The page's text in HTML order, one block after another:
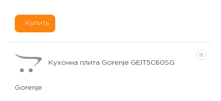
Купить
Кухонна плита Gorenje GEIT5C60SG
Gorenje